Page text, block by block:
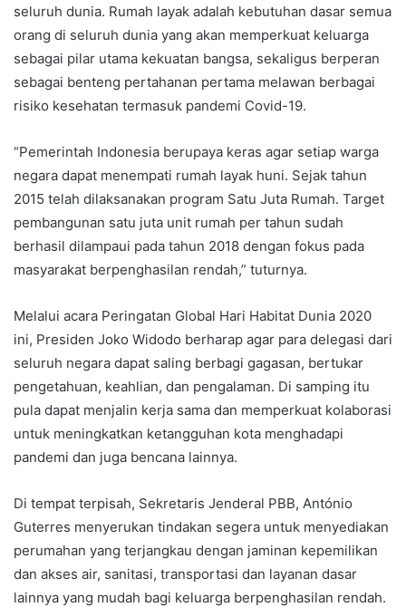
seluruh dunia. Rumah layak adalah kebutuhan dasar semua
orang di seluruh dunia yang akan memperkuat keluarga
sebagai pilar utama kekuatan bangsa, sekaligus berperan
sebagai benteng pertahanan pertama melawan berbagai
risiko kesehatan termasuk pandemi Covid-19.
“Pemerintah Indonesia berupaya keras agar setiap warga
negara dapat menempati rumah layak huni. Sejak tahun
2015 telah dilaksanakan program Satu Juta Rumah. Target
pembangunan satu juta unit rumah per tahun sudah
berhasil dilampaui pada tahun 2018 dengan fokus pada
masyarakat berpenghasilan rendah,” tuturnya.
Melalui acara Peringatan Global Hari Habitat Dunia 2020
ini, Presiden Joko Widodo berharap agar para delegasi dari
seluruh negara dapat saling berbagi gagasan, bertukar
pengetahuan, keahlian, dan pengalaman. Di samping itu
pula dapat menjalin kerja sama dan memperkuat kolaborasi
untuk meningkatkan ketangguhan kota menghadapi
pandemi dan juga bencana lainnya.
Di tempat terpisah, Sekretaris Jenderal PBB, António
Guterres menyerukan tindakan segera untuk menyediakan
perumahan yang terjangkau dengan jaminan kepemilikan
dan akses air, sanitasi, transportasi dan layanan dasar
lainnya yang mudah bagi keluarga berpenghasilan rendah.